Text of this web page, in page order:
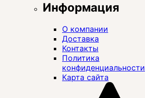
Информация
О компании
Доставка
Контакты
Политика
конфиденциальности
Карта сайта